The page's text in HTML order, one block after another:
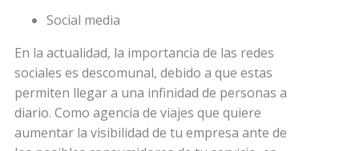
Social media
En la actualidad, la importancia de las redes
sociales es descomunal, debido a que estas
permiten llegar a una infinidad de personas a
diario. Como agencia de viajes que quiere
aumentar la visibilidad de tu empresa ante de